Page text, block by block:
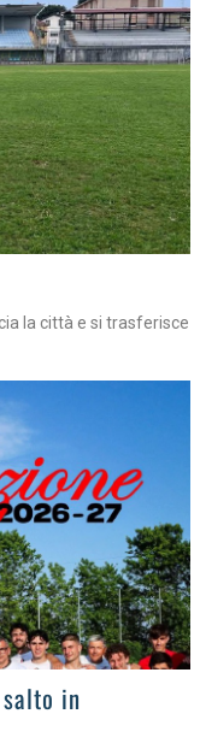
la città e si trasferisce
in